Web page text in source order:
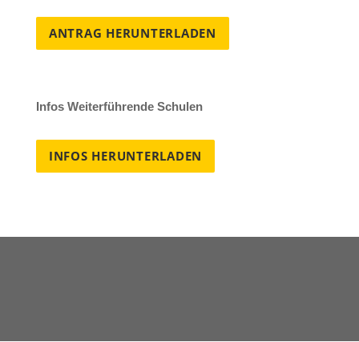
ANTRAG HERUNTERLADEN
Infos Weiterführende Schulen
INFOS HERUNTERLADEN